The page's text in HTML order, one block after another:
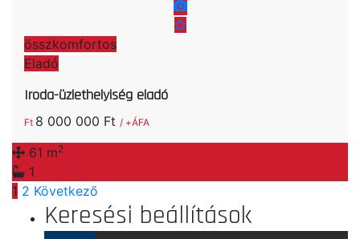
összkomfortos
Eladó
Iroda-üzlethelyiség eladó
Ft 8 000 000 Ft / +ÁFA
61 m2
1
1 2 Következő
Keresési beállítások